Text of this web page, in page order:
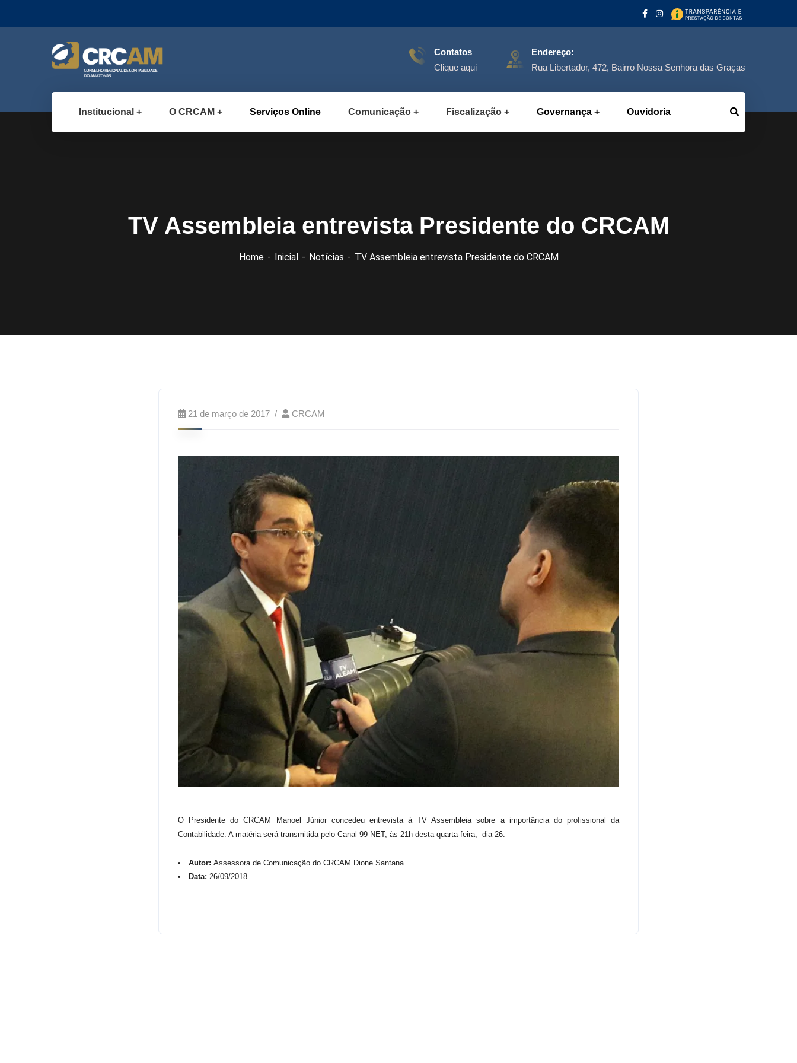
Contatos
Clique aqui
Endereço:
Rua Libertador, 472, Bairro Nossa Senhora das Graças
Institucional O CRCAM Serviços Online Comunicação Fiscalização Governança Ouvidoria
TV Assembleia entrevista Presidente do CRCAM
Home Inicial Notícias TV Assembleia entrevista Presidente do CRCAM
21 de março de 2017 CRCAM
O Presidente do CRCAM Manoel Júnior concedeu entrevista à TV Assembleia sobre a importância do profissional da
Contabilidade. A matéria será transmitida pelo Canal 99 NET, às 21h desta quarta-feira, dia 26.
Autor: Assessora de Comunicação do CRCAM Dione Santana
Data: 26/09/2018